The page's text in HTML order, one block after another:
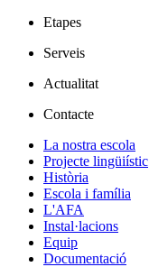
Etapes
Serveis
Actualitat
Contacte
La nostra escola
Projecte lingüiístic
Història
Escola i família
L'AFA
Instal·lacions
Equip
Documentació